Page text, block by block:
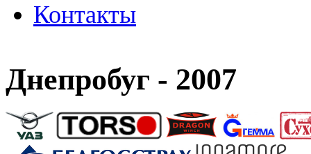
Контакты
Днепробуг - 2007